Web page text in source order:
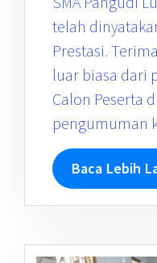
telah
Prestasi.
luar biasa dari
Calon Peserta
pengumuman
Baca Lebih